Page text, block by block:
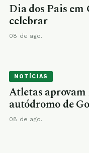
Dia dos Pais em
celebrar
08 de ago.
NOTÍCIAS
Atletas
autódromo de
08 de ago.